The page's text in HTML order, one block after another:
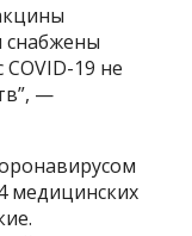
снабжены
19 не
—
медицинских